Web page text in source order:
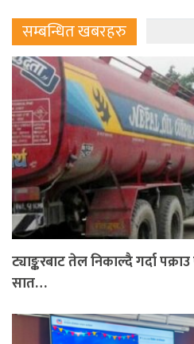
सम्बन्धित खबरहरु
ट्याङ्करबाट तेल निकाल्दै गर्दा
सात…